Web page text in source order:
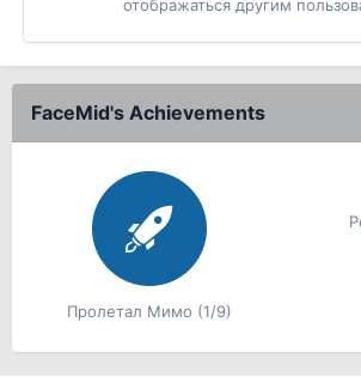
отображаться другим
FaceMid's Achievements
Пролетал Мимо (1/9)